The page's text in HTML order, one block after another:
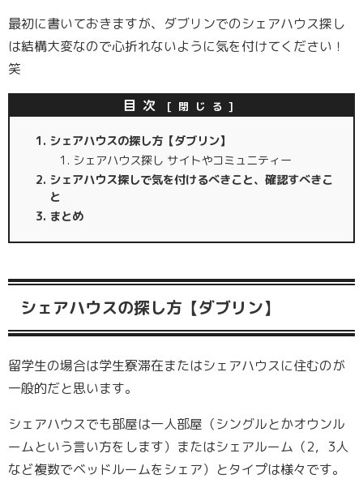
最初に書いておきますが、ダブリンでのシェアハウス探し
は結構大変なので心折れないように気を付けてください！
笑
目次
シェアハウスの探し方【ダブリン】
シェアハウス探し サイトやコミュニティー
シェアハウス探しで気を付けるべきこと、確認すべきこ
と
まとめ
シェアハウスの探し方【ダブリン】
留学生の場合は学生寮滞在またはシェアハウスに住むのが
一般的だと思います。
シェアハウスでも部屋は一人部屋（シングルとかオウンル
ームという言い方をします）またはシェアルーム（2，3人
など複数でベッドルームをシェア）とタイプは様々です。